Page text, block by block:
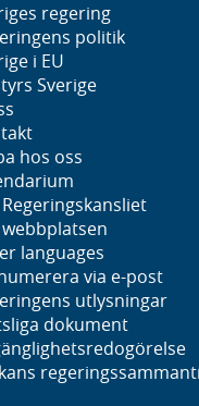
regering
politik
i EU
Sverige
hos oss
languages
via e-post
utlysningar
dokument